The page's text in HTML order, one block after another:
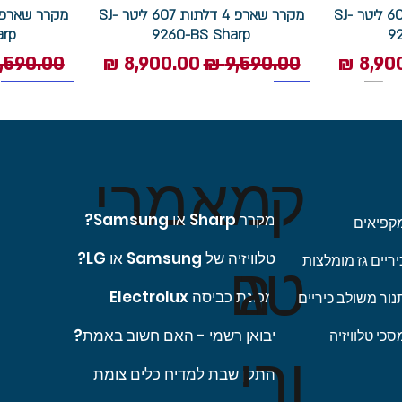
מקרר שארפ 4 דלתות 607 ליטר SJ-
מבצע
מקרר שארפ 4 דלתות 607 ליטר SJ-
9260-BS Sharp
מחיר רגיל‏9,590.00 ‏₪ מחיר מבצע מחיר‏9,590.00 ‏₪
מבצע
מכונת כביסה אלקטרולוקס 9 ק"ג
EW8F1948MBM פתח חזית
מחיר רגיל‏3,290.00 ‏₪ מחיר מבצע‏2,950.00 ‏₪ מבצע
מכונת כביסה אלקטרולוקס 9 ק"ג
EN6F4947FXM פתח חזית
מחיר רגיל‏2,990.00 ‏₪ מחיר מבצע‏2,650.00 ‏₪ מחיר
‏כיריים גז Sauter סאוטר דגם
SHG7505IX
מחיר‏1,190.00 ‏₪
מאמרי
ם
מקרר Sharp או Samsung?
טלוויזיה של Samsung או LG?
מכונת כביסה Electrolux
יבואן רשמי - האם חשוב באמת?
התקן שבת למדיח כלים צומת
ק
טג
ורי
גז מומלצות
משולב כיריים
טלוויזיה